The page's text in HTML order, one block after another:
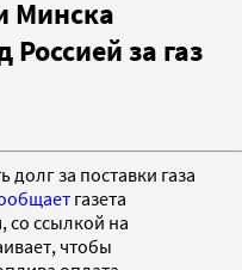
Минска
за газ
долг за поставки газа
газета
со ссылкой на
чтобы